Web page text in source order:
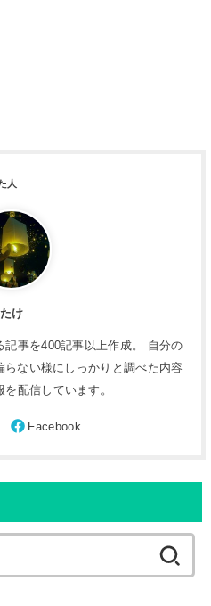
たけ
事を400記事以上作成。 自分の
らない様にしっかりと調べた内容
配信しています。
索